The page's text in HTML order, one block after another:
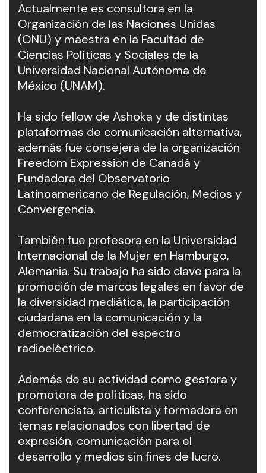
Actualmente es consultora en la
Organización de las Naciones Unidas
(ONU) y maestra en la Facultad de
Ciencias Políticas y Sociales de la
Universidad Nacional Autónoma de
México (UNAM).
Ha sido fellow de Ashoka y de distintas
plataformas de comunicación alternativa,
además fue consejera de la organización
Freedom Expression de Canadá y
Fundadora del Observatorio
Latinoamericano de Regulación, Medios y
Convergencia.
También fue profesora en la Universidad
Internacional de la Mujer en Hamburgo,
Alemania. Su trabajo ha sido clave para la
promoción de marcos legales en favor de
la diversidad mediática, la participación
ciudadana en la comunicación y la
democratización del espectro
radioeléctrico.
Además de su actividad como gestora y
promotora de políticas, ha sido
conferencista, articulista y formadora en
temas relacionados con libertad de
expresión, comunicación para el
desarrollo y medios sin fines de lucro.